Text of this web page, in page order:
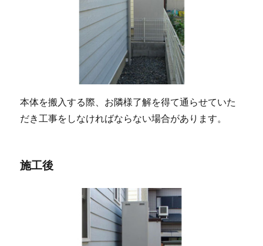
本体を搬入する際、お隣様了解を得て通らせていた
だき工事をしなければならない場合があります。
施工後